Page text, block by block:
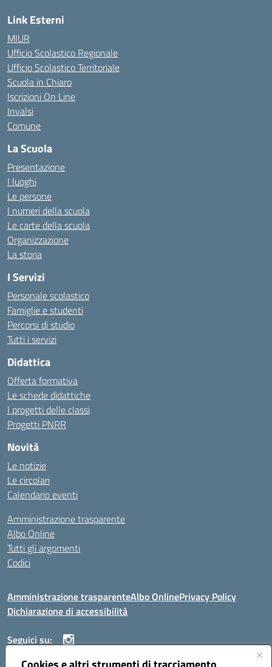
Link Esterni
MIUR
Ufficio Scolastico Regionale
Ufficio Scolastico Territoriale
Scuola in Chiaro
Iscrizioni On Line
Invalsi
Comune
La Scuola
Presentazione
I luoghi
Le persone
I numeri della scuola
Le carte della scuola
Organizzazione
La storia
I Servizi
Personale scolastico
Famiglie e studenti
Percorsi di studio
Tutti i servizi
Didattica
Offerta formativa
Le schede didattiche
I progetti delle classi
Progetti PNRR
Novità
Le notizie
Le circolari
Calendario eventi
Amministrazione trasparente
Albo Online
Tutti gli argomenti
Codici
Amministrazione trasparenteAlbo OnlinePrivacy Policy
Dichiarazione di accessibilità
Seguici su: